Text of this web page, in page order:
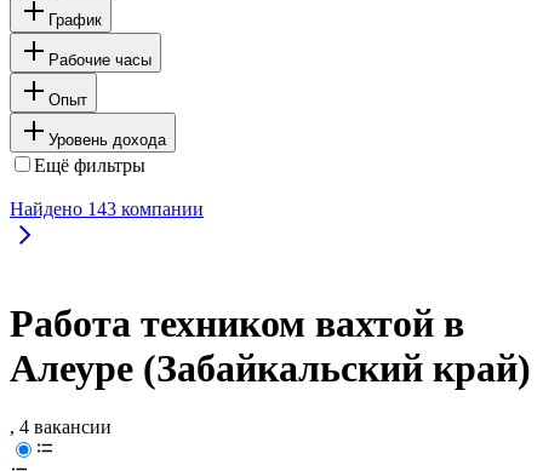
График
Рабочие часы
Опыт
Уровень дохода
Ещё фильтры
Найдено 143 компании
Работа техником вахтой в
Алеуре (Забайкальский край)
, 4 вакансии